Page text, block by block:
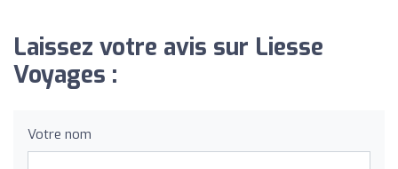
Laissez votre avis sur Liesse
Voyages :
Votre nom